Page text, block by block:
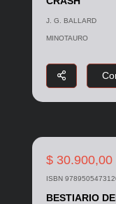
J. G. BALLARD
MINOTAURO
$ 30.900,00
ISBN
BESTIARIO